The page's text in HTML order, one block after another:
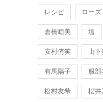
レシピ ローズ
倉橋睦美 塩
安村侑笑 山
有馬陽子 服
松村友希 櫻井